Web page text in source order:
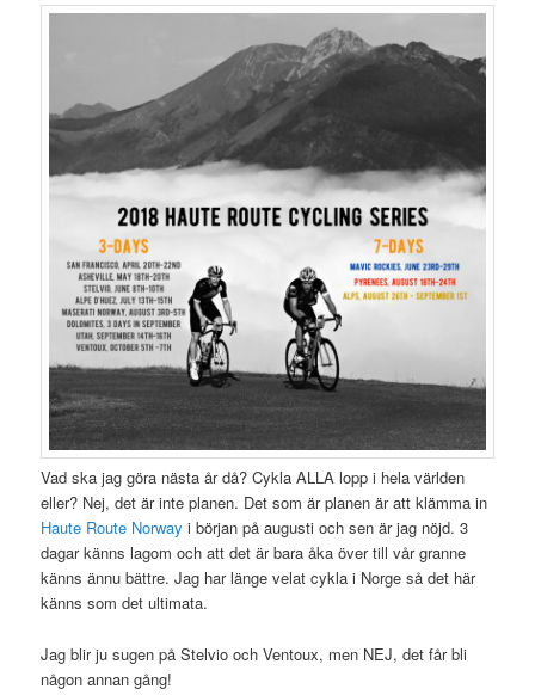
Vad ska jag göra nästa år då? Cykla ALLA lopp i hela världen
eller? Nej, det är inte planen. Det som är planen är att klämma in
Haute Route Norway i början på augusti och sen är jag nöjd. 3
dagar känns lagom och att det är bara åka över till vår granne
känns ännu bättre. Jag har länge velat cykla i Norge så det här
känns som det ultimata.
Jag blir ju sugen på Stelvio och Ventoux, men NEJ, det får bli
någon annan gång!